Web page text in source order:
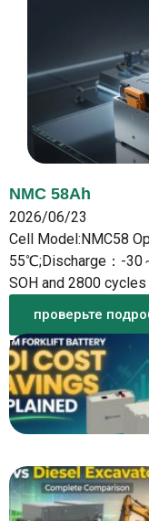
NMC 58Ah
2026/06/23
Cell Model:NMC58
55℃;Discharge：-30
SOH and 2800 cycles
проверьте
Больше новостей